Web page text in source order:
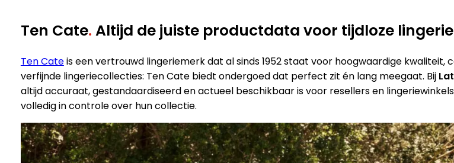
Ten Cate. Altijd de juiste productdata voor tijdloze lingerie
Ten Cateis een vertrouwd lingeriemerk dat al sinds 1952 staat voor hoogwaardige
verfijnde lingeriecollecties: Ten Cate biedt ondergoed dat perfect zit én lang meegaat. Bij
altijd accuraat, gestandaardiseerd en actueel beschikbaar is voor resellers en
volledig in controle over hun collectie.